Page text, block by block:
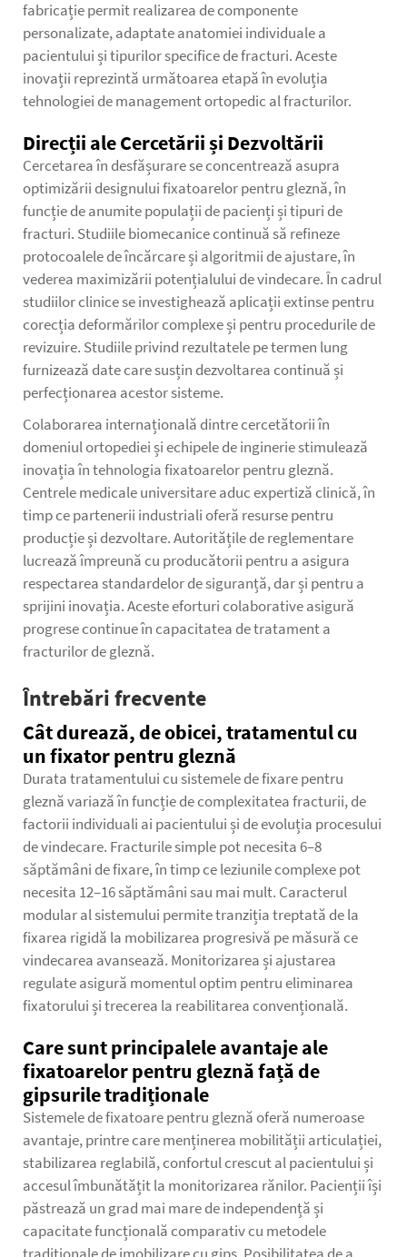
fabricație permit realizarea de componente
personalizate, adaptate anatomiei individuale a
pacientului și tipurilor specifice de fracturi. Aceste
inovații reprezintă următoarea etapă în evoluția
tehnologiei de management ortopedic al fracturilor.
Direcții ale Cercetării și Dezvoltării
Cercetarea în desfășurare se concentrează asupra
optimizării designului fixatoarelor pentru gleznă, în
funcție de anumite populații de pacienți și tipuri de
fracturi. Studiile biomecanice continuă să refineze
protocoalele de încărcare și algoritmii de ajustare, în
vederea maximizării potențialului de vindecare. În cadrul
studiilor clinice se investighează aplicații extinse pentru
corecția deformărilor complexe și pentru procedurile de
revizuire. Studiile privind rezultatele pe termen lung
furnizează date care susțin dezvoltarea continuă și
perfecționarea acestor sisteme.
Colaborarea internațională dintre cercetătorii în
domeniul ortopediei și echipele de inginerie stimulează
inovația în tehnologia fixatoarelor pentru gleznă.
Centrele medicale universitare aduc expertiză clinică, în
timp ce partenerii industriali oferă resurse pentru
producție și dezvoltare. Autoritățile de reglementare
lucrează împreună cu producătorii pentru a asigura
respectarea standardelor de siguranță, dar și pentru a
sprijini inovația. Aceste eforturi colaborative asigură
progrese continue în capacitatea de tratament a
fracturilor de gleznă.
Întrebări frecvente
Cât durează, de obicei, tratamentul cu
un fixator pentru gleznă
Durata tratamentului cu sistemele de fixare pentru
gleznă variază în funcție de complexitatea fracturii, de
factorii individuali ai pacientului și de evoluția procesului
de vindecare. Fracturile simple pot necesita 6–8
săptămâni de fixare, în timp ce leziunile complexe pot
necesita 12–16 săptămâni sau mai mult. Caracterul
modular al sistemului permite tranziția treptată de la
fixarea rigidă la mobilizarea progresivă pe măsură ce
vindecarea avansează. Monitorizarea și ajustarea
regulate asigură momentul optim pentru eliminarea
fixatorului și trecerea la reabilitarea convențională.
Care sunt principalele avantaje ale
fixatoarelor pentru gleznă față de
gipsurile tradiționale
Sistemele de fixatoare pentru gleznă oferă numeroase
avantaje, printre care menținerea mobilității articulației,
stabilizarea reglabilă, confortul crescut al pacientului și
accesul îmbunătățit la monitorizarea rănilor. Pacienții își
păstrează un grad mai mare de independență și
capacitate funcțională comparativ cu metodele